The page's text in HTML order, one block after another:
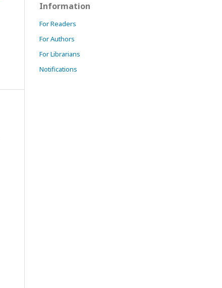
Information
For Readers
For Authors
For Librarians
Notifications